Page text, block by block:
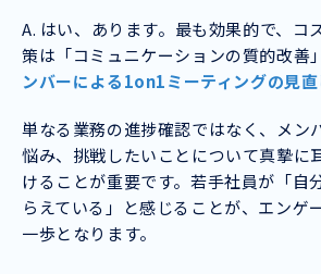
A. はい、あります。最も効果的で、コ
策は「コミュニケーションの質的改善」
ンバーによる1on1ミーティングの見直
単なる業務の進捗確認ではなく、メン
悩み、挑戦したいことについて真摯に
けることが重要です。若手社員が「自
らえている」と感じることが、エンゲ
一歩となります。